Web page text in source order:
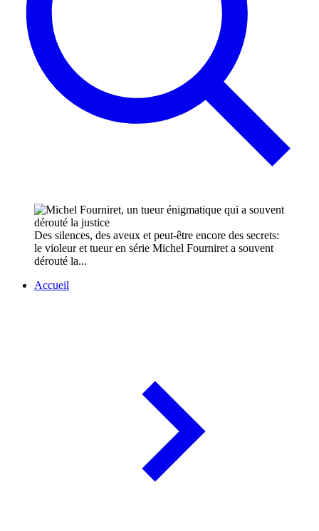
Des silences, des aveux et peut-être encore des secrets:
le violeur et tueur en série Michel Fourniret a souvent
dérouté la...
Accueil